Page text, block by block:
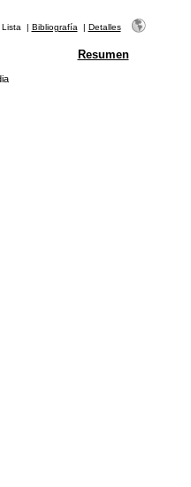
Lista | Bibliografía | Detalles
Resumen